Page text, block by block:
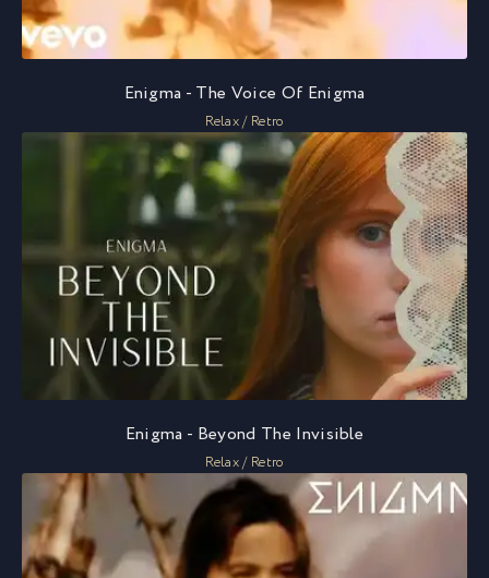
Enigma - The Voice Of Enigma
Relax / Retro
Enigma - Beyond The Invisible
Relax / Retro